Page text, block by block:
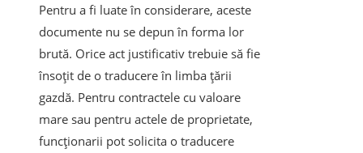
Pentru a fi luate în considerare, aceste
documente nu se depun în forma lor
brută. Orice act justificativ trebuie să fie
însoțit de o traducere în limba țării
gazdă. Pentru contractele cu valoare
mare sau pentru actele de proprietate,
funcționarii pot solicita o traducere